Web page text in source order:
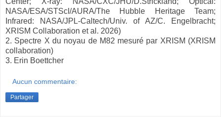
NASA/ESA/STScI/AURA/The Hubble Heritage Team;
Infrared: NASA/JPL-Caltech/Univ. of AZ/C. Engelbracht;
XRISM Collaboration et al. 2026)
2. Spectre X du noyau de M82 mesuré par XRISM (XRISM
collaboration)
3. Erin Boettcher
Aucun commentaire:
Partager